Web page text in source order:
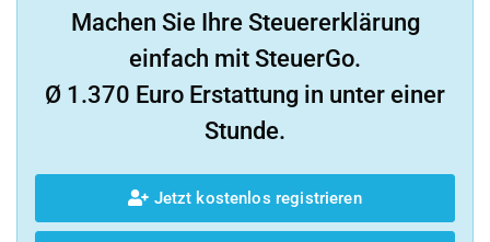
Machen Sie Ihre Steuererklärung
einfach mit SteuerGo.
Ø 1.370 Euro Erstattung in unter einer
Stunde.
Jetzt kostenlos registrieren